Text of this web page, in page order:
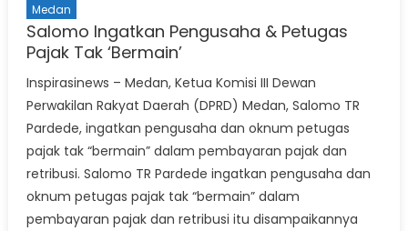
Medan
Salomo Ingatkan Pengusaha & Petugas
Pajak Tak ‘Bermain’
Inspirasinews – Medan, Ketua Komisi III Dewan
Perwakilan Rakyat Daerah (DPRD) Medan, Salomo TR
Pardede, ingatkan pengusaha dan oknum petugas
pajak tak “bermain” dalam pembayaran pajak dan
retribusi. Salomo TR Pardede ingatkan pengusaha dan
oknum petugas pajak tak “bermain” dalam
pembayaran pajak dan retribusi itu disampaikannya